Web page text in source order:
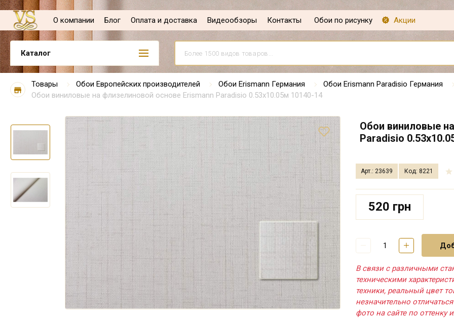
О компании Блог Оплата и доставка Видеообзоры Контакты Обои по рисунку Акции
Каталог
Товары Обои Европейских производителей Обои Erismann Германия
Обои Erismann Paradisio Германия
Обои виниловые на флизелиновой основе Erismann Paradisio 0.53х10.05м 10140-14
Обои виниловые
Paradisio
Арт.: 23639 Код: 8221
520 грн
В связи с различными
техническими
техники, реальный цвет
незначительно
фото на сайте по оттенку